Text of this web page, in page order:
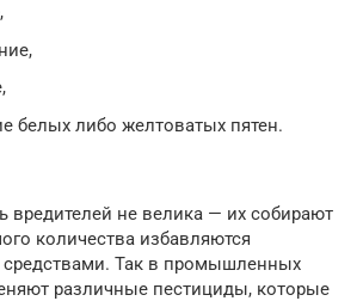
белых либо желтоватых пятен.
вредителей не велика — их собирают
количества избавляются
Так в промышленных
различные пестициды, которые